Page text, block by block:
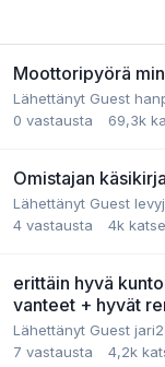
Moottoripyörä
Lähettänyt Guest
0 vastausta 69,3k
Omistajan käsikirja
Lähettänyt Guest
4 vastausta 4k
erittäin hyvä
vanteet + hyvät
Lähettänyt Guest
7 vastausta 4,2k